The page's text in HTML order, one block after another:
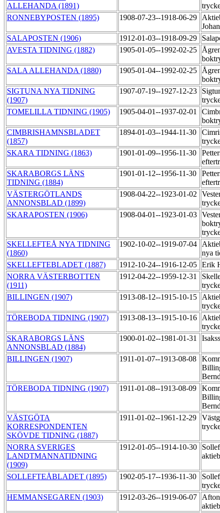
ALLEHANDA (1891)
RONNEBYPOSTEN (1895)
1908-07-23--1918-06-29
SALAPOSTEN (1906)
1912-01-03--1918-09-29
AVESTA TIDNING (1882)
1905-01-05--1992-02-25
SALA ALLEHANDA (1880)
1905-01-04--1992-02-25
SIGTUNA NYA TIDNING
(1907)
1907-07-19--1927-12-23
TOMELILLA TIDNING (1905)
1905-04-01--1937-02-01
CIMBRISHAMNSBLADET
(1857)
1894-01-03--1944-11-30
SKARA TIDNING (1863)
1901-01-09--1956-11-30
SKARABORGS LÄNS
TIDNING (1884)
1901-01-12--1956-11-30
VÄSTERGÖTLANDS
ANNONSBLAD (1899)
1908-04-22--1923-01-02
SKARAPOSTEN (1906)
1908-04-01--1923-01-03
SKELLEFTEÅ NYA TIDNING
(1860)
1902-10-02--1919-07-04
nya
SKELLEFTEBLADET (1887)
1912-10-24--1916-12-05 Erik
NORRA VÄSTERBOTTEN
(1911)
1912-04-22--1959-12-31
BILLINGEN (1907)
1913-08-12--1915-10-15
TÖREBODA TIDNING (1907)
1913-08-13--1915-10-16
SKARABORGS LÄNS
ANNONSBLAD (1884)
1900-01-02--1981-01-31
BILLINGEN (1907) 1911-01-07--1913-08-08
TÖREBODA TIDNING (1907)
1911-01-08--1913-08-09
VÄSTGÖTA
KORRESPONDENTEN
SKÖVDE TIDNING (1887)
1911-01-02--1961-12-29
NORRA SVERIGES
LANDTMANNATIDNING
(1909)
1912-01-05--1914-10-30
SOLLEFTEÅBLADET (1895) 1902-05-17--1936-11-30
HEMMANSEGAREN (1903)
1912-03-26--1919-06-07